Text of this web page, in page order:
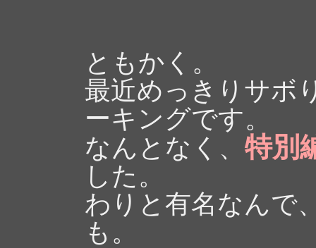
ともかく。
最近めっきりサボ
ーキングです。
なんとなく、特別
した。
わりと有名なんで
も。